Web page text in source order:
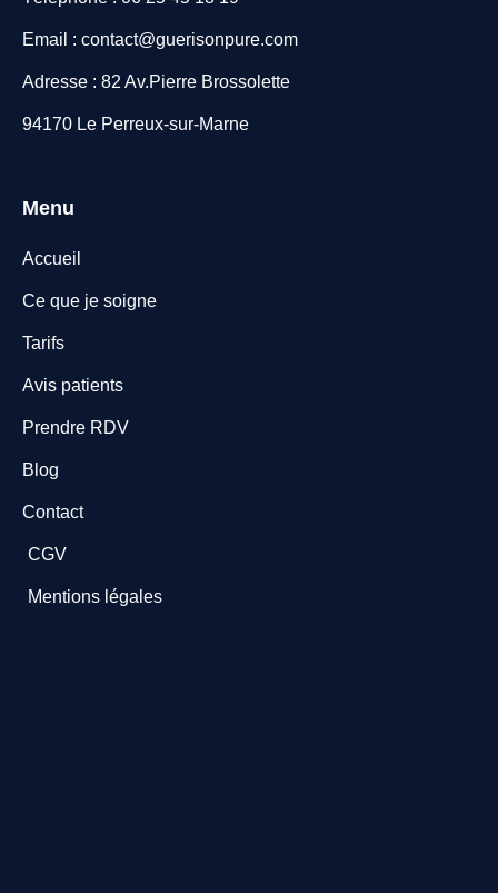
Email : contact@guerisonpure.com
Adresse : 82 Av.Pierre Brossolette
94170 Le Perreux-sur-Marne
Menu
Accueil
Ce que je soigne
Tarifs
Avis patients
Prendre RDV
Blog
Contact
CGV
Mentions légales